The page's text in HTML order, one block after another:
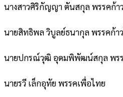
นางสาวศิริกัญญา ตันสกุล พรรคก้า
นายสิทธิพล วิบูลย์ธนากุล พรรคก้า
นายปกรณ์วุฒิ อุดมพิพัฒน์สกุล พร
นายรวี เล็กอุทัย พรรคเพื่อไทย